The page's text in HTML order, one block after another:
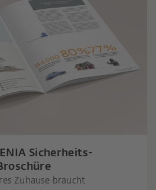
Sicherheits-
Zuhause braucht